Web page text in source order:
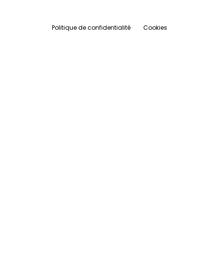
Politique de confidentialité Cookies